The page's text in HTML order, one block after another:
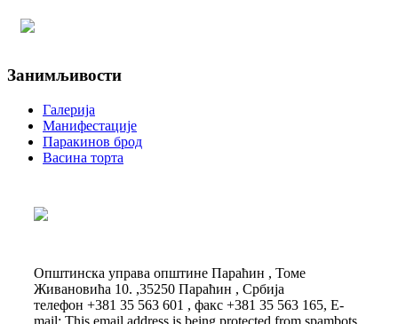
Занимљивости
Галерија
Манифестације
Паракинов брод
Васина торта
Општинска управа општине Параћин , Томе
Живановића 10. ,35250 Параћин , Србија
телефон +381 35 563 601 , факс +381 35 563 165, E-
mail: This email address is being protected from spambots.